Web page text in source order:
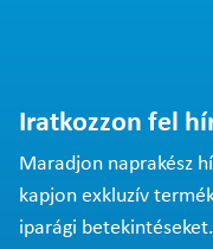
Iratkozzon fel
Maradjon naprakész
kapjon exkluzív
iparági betekintéseket.